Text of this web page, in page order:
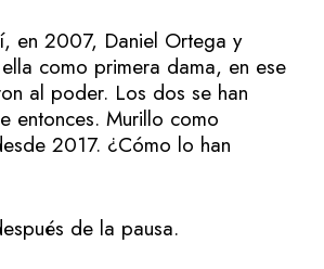
en 2007, Daniel Ortega y
como primera dama, en ese
al poder. Los dos se han
entonces. Murillo como
2017. ¿Cómo lo han
de la pausa.